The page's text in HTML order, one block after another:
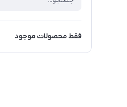
فقط محصولات موجود